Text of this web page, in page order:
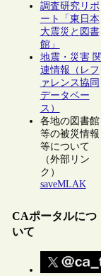
調査研究リポ
ート「東日本
大震災と図書
館」
地震・災害 関
連情報（レフ
ァレンス協同
データベー
ス）
各地の図書館
等の被災情報
等について
（外部リン
ク）
saveMLAK
CAポータルにつ
いて